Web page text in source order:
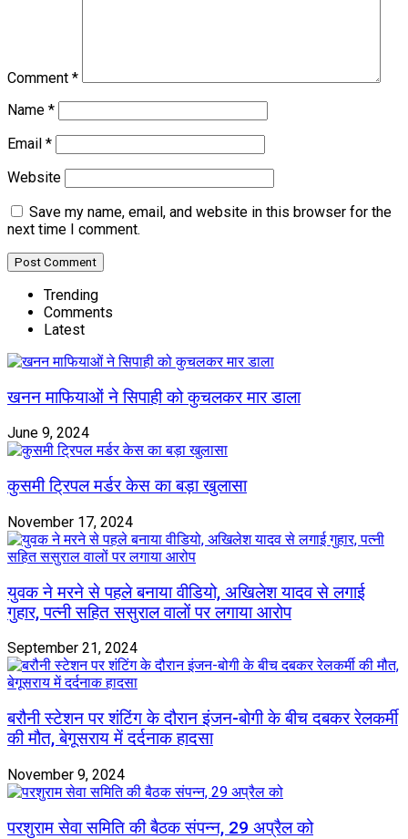
Comment *
Name *
Email *
Website
Save my name, email, and website in this browser for the
next time I comment.
Trending
Comments
Latest
खनन माफियाओं ने सिपाही को कुचलकर मार डाला
June 9, 2024
कुसमी ट्रिपल मर्डर केस का बड़ा खुलासा
November 17, 2024
युवक ने मरने से पहले बनाया वीडियो, अखिलेश यादव से लगाई
गुहार, पत्नी सहित ससुराल वालों पर लगाया आरोप
September 21, 2024
बरौनी स्टेशन पर शंटिंग के दौरान इंजन-बोगी के बीच दबकर रेलकर्मी
की मौत, बेगूसराय में दर्दनाक हादसा
November 9, 2024
परशुराम सेवा समिति की बैठक संपन्न, 29 अप्रैल को